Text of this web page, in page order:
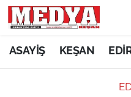
ASAYİŞ KEŞAN
KEŞAN